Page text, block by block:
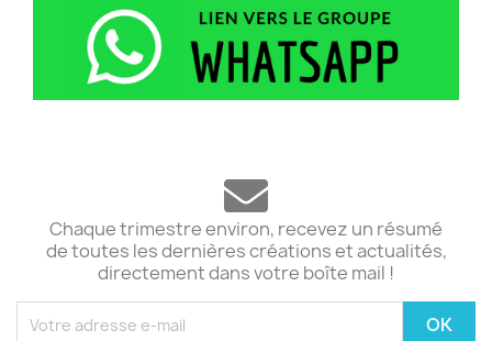
Chaque trimestre environ, recevez un résumé
de toutes les dernières créations et actualités,
directement dans votre boîte mail !